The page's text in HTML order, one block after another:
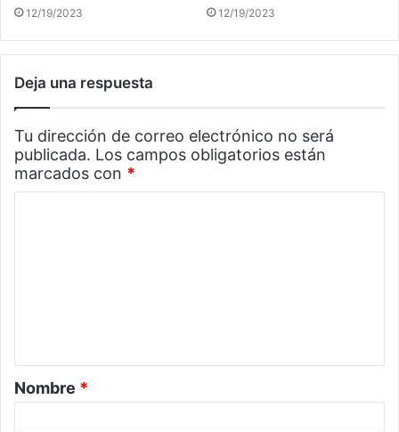
12/19/2023 12/19/2023
Deja una respuesta
Tu dirección de correo electrónico no será
publicada. Los campos obligatorios están
marcados con *
a
r
Nombre *